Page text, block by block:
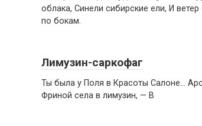
облака, Синели сибирские ели, И ветер
по бокам.
Лимузин-саркофаг
Ты была у Поля в Красоты Салоне…
Фриной села в лимузин, — В